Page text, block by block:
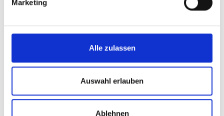
Marketing
Alle zulassen
Auswahl erlauben
Ablehnen
zur völligen Funktionslosigkeit. Dieser Artikel wird
identifizie...